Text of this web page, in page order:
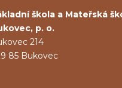
škola a Mateřská
p. o.
214
85 Bukovec